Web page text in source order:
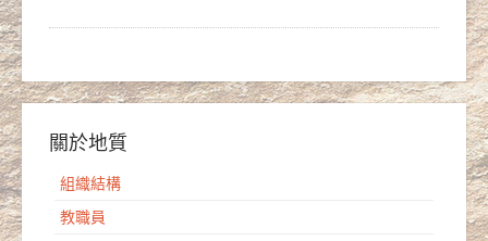
關於地質
組織結構
教職員